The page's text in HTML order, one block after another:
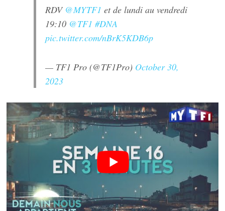
RDV @MYTF1 et de lundi au vendredi
19:10 @TF1 #DNA
pic.twitter.com/nBrK5KDB6p
— TF1 Pro (@TF1Pro) October 30,
2023